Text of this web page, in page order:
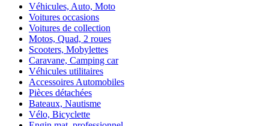
Véhicules, Auto, Moto
Voitures occasions
Voitures de collection
Motos, Quad, 2 roues
Scooters, Mobylettes
Caravane, Camping car
Véhicules utilitaires
Accessoires Automobiles
Pièces détachées
Bateaux, Nautisme
Vélo, Bicyclette